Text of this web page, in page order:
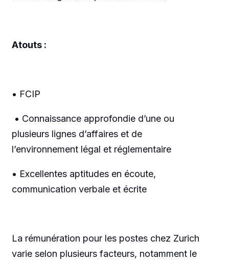
Atouts :
• FCIP
• Connaissance approfondie d’une ou
plusieurs lignes d’affaires et de
l’environnement légal et réglementaire
• Excellentes aptitudes en écoute,
communication verbale et écrite
La rémunération pour les postes chez Zurich
varie selon plusieurs facteurs, notamment le